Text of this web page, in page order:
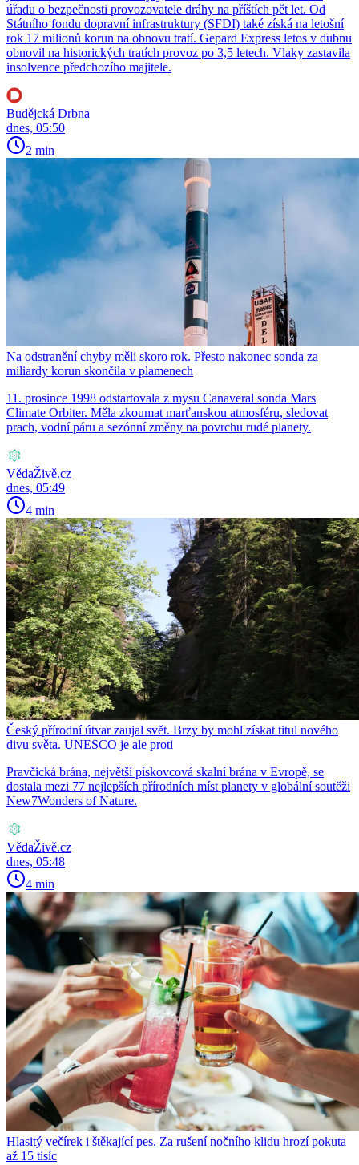
úřadu o bezpečnosti provozovatele dráhy na příštích pět let. Od
Státního fondu dopravní infrastruktury (SFDI) také získá na letošní
rok 17 milionů korun na obnovu tratí. Gepard Express letos v dubnu
obnovil na historických tratích provoz po 3,5 letech. Vlaky zastavila
insolvence předchozího majitele.
Budějcká Drbna
dnes, 05:50
2 min
Na odstranění chyby měli skoro rok. Přesto nakonec sonda za
miliardy korun skončila v plamenech
11. prosince 1998 odstartovala z mysu Canaveral sonda Mars
Climate Orbiter. Měla zkoumat marťanskou atmosféru, sledovat
prach, vodní páru a sezónní změny na povrchu rudé planety.
VědaŽivě.cz
dnes, 05:49
4 min
Český přírodní útvar zaujal svět. Brzy by mohl získat titul nového
divu světa. UNESCO je ale proti
Pravčická brána, největší pískovcová skalní brána v Evropě, se
dostala mezi 77 nejlepších přírodních míst planety v globální soutěži
New7Wonders of Nature.
VědaŽivě.cz
dnes, 05:48
4 min
Hlasitý večírek i štěkající pes. Za rušení nočního klidu hrozí pokuta
až 15 tisíc